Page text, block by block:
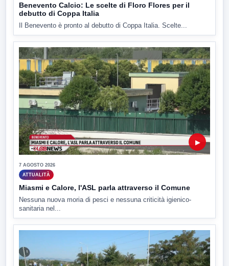
Benevento Calcio: Le scelte di Floro Flores per il
debutto di Coppa Italia
Il Benevento è pronto al debutto di Coppa Italia. Scelte...
▶
7 AGOSTO 2026
ATTUALITÀ
Miasmi e Calore, l'ASL parla attraverso il Comune
Nessuna nuova moria di pesci e nessuna criticità igienico-
sanitaria nel...